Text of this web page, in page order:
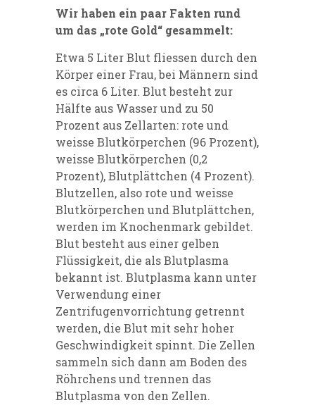
Wir haben ein paar Fakten rund
um das „rote Gold“ gesammelt:
Etwa 5 Liter Blut fliessen durch den
Körper einer Frau, bei Männern sind
es circa 6 Liter. Blut besteht zur
Hälfte aus Wasser und zu 50
Prozent aus Zellarten: rote und
weisse Blutkörperchen (96 Prozent),
weisse Blutkörperchen (0,2
Prozent), Blutplättchen (4 Prozent).
Blutzellen, also rote und weisse
Blutkörperchen und Blutplättchen,
werden im Knochenmark gebildet.
Blut besteht aus einer gelben
Flüssigkeit, die als Blutplasma
bekannt ist. Blutplasma kann unter
Verwendung einer
Zentrifugenvorrichtung getrennt
werden, die Blut mit sehr hoher
Geschwindigkeit spinnt. Die Zellen
sammeln sich dann am Boden des
Röhrchens und trennen das
Blutplasma von den Zellen.